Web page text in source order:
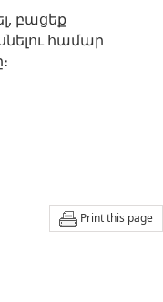
բացեք
համար
Print this page